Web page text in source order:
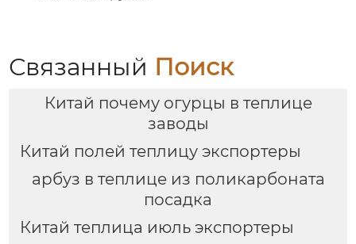
Связанный Поиск
Китай почему огурцы в теплице
заводы
Китай полей теплицу экспортеры
арбуз в теплице из поликарбоната
посадка
Китай теплица июль экспортеры